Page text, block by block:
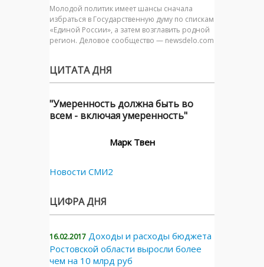
Молодой политик имеет шансы сначала
избраться в Государственную думу по спискам
«Единой России», а затем возглавить родной
регион. Деловое сообщество — newsdelo.com
ЦИТАТА ДНЯ
"Умеренность должна быть во
всем - включая умеренность"
Марк Твен
Новости СМИ2
ЦИФРА ДНЯ
16.02.2017 Доходы и расходы бюджета
Ростовской области выросли более
чем на 10 млрд руб